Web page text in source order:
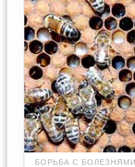
БОРЬБА С